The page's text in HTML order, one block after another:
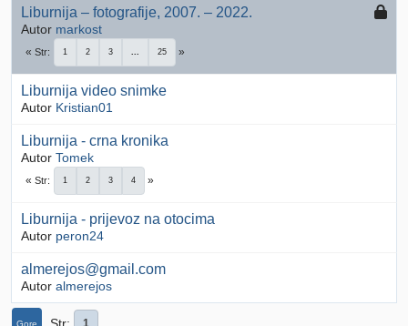
Liburnija – fotografije, 2007. – 2022.
Autor markost
Str 1 2 3 ... 25
Liburnija video snimke
Autor Kristian01
Liburnija - crna kronika
Autor Tomek
Str 1 2 3 4
Liburnija - prijevoz na otocima
Autor peron24
almerejos@gmail.com
Autor almerejos
Gore 1